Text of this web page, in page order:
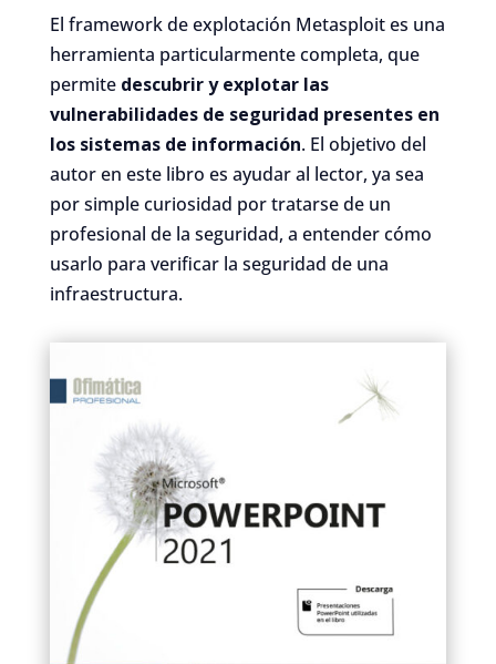
El framework de explotación Metasploit es una
herramienta particularmente completa, que
permite descubrir y explotar las
vulnerabilidades de seguridad presentes en
los sistemas de información. El objetivo del
autor en este libro es ayudar al lector, ya sea
por simple curiosidad por tratarse de un
profesional de la seguridad, a entender cómo
usarlo para verificar la seguridad de una
infraestructura.